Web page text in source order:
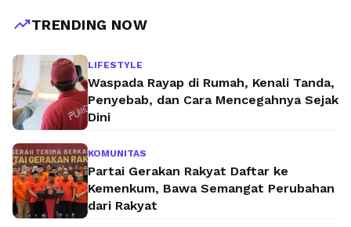
trending_upTRENDING NOW
LIFESTYLE
Waspada Rayap di Rumah, Kenali Tanda,
Penyebab, dan Cara Mencegahnya Sejak
Dini
KOMUNITAS
Partai Gerakan Rakyat Daftar ke
Kemenkum, Bawa Semangat Perubahan
dari Rakyat